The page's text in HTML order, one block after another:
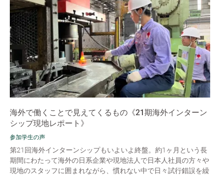
海外で働くことで見えてくるもの《21期海外インターン
シップ現地レポート》
参加学生の声
第21回海外インターンシップもいよいよ終盤。約1ヶ月という長
期間にわたって海外の日系企業や現地法人で日本人社員の方々や
現地のスタッフに囲まれながら、慣れない中で日々試行錯誤を繰